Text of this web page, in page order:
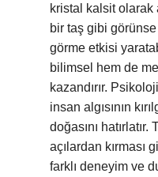
kristal kalsit olarak
bir taş gibi görünse
görme etkisi
bilimsel hem de
kazandırır.
insan algısının
doğasını hatırlatır.
açılardan kırması
farklı deneyim ve